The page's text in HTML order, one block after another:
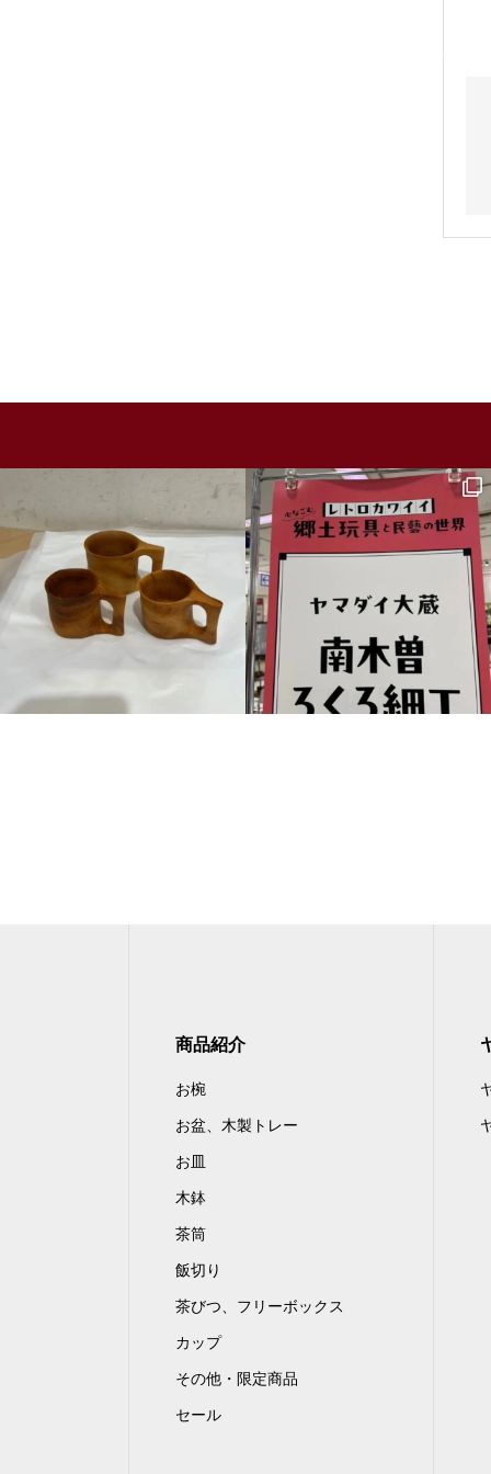
商品紹介
お椀
お盆、木製トレー
お皿
木鉢
茶筒
飯切り
茶びつ、フリーボックス
カップ
その他・限定商品
セール